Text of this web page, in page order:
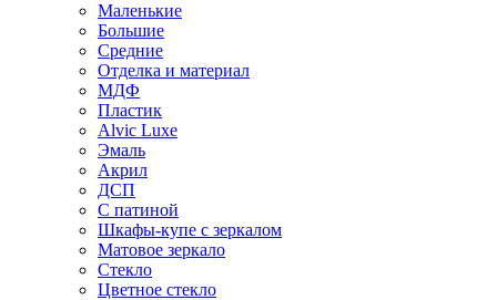
Маленькие
Большие
Средние
Отделка и материал
МДФ
Пластик
Alvic Luxe
Эмаль
Акрил
ДСП
С патиной
Шкафы-купе с зеркалом
Матовое зеркало
Стекло
Цветное стекло